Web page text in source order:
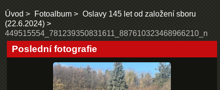
Úvod Fotoalbum
Oslavy 145 let od založení sboru
(22.6.2024)
449515554_781239350831611_887610323468966210_n
Poslední fotografie